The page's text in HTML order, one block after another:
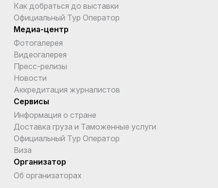
Как добраться до выставки
Официальный Тур Оператор
Медиа-центр
Фотогалерея
Видеогалерея
Пресс-релизы
Новости
Аккредитация журналистов
Сервисы
Информация о стране
Доставка груза и Таможенные услуги
Официальный Тур Оператор
Виза
Организатор
Об организаторах